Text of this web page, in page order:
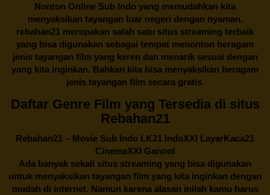
Nonton Online Sub Indo yang memudahkan kita
menyaksikan tayangan luar negeri dengan nyaman.
rebahan21 merupakan salah satu situs streaming terbaik
yang bisa digunakan sebagai tempat menonton beragam
jenis tayangan film yang keren dan menarik sesuai dengan
yang kita inginkan. Bahkan kita bisa menyaksikan beragam
jenis tayangan film secara gratis.
Daftar Genre Film yang Tersedia di situs
Rebahan21
Rebahan21 – Movie Sub Indo LK21 IndoXXI LayarKaca21
CinemaXXI Ganool
Ada banyak sekali situs streaming yang bisa digunakan
untuk menyaksikan tayangan film yang kita inginkan dengan
mudah di internet. Namun karena alasan inilah kamu harus